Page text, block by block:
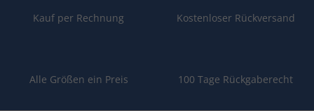
Kauf per Rechnung Kostenloser Rückversand
Alle Größen ein Preis 100 Tage Rückgaberecht